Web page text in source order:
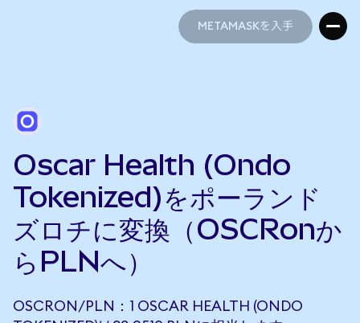
METAMASKを入手
Oscar Health (Ondo
Tokenized)をポーランド
ズロチに変換（OSCRonか
らPLNへ）
OSCRON/PLN：1 OSCAR HEALTH (ONDO